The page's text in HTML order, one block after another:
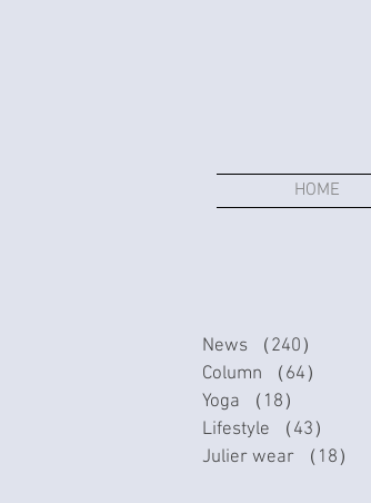
HOME
News （240）
Column
（64）
Yoga
（18）
Lifestyle
（43）
Julier wear
（18）